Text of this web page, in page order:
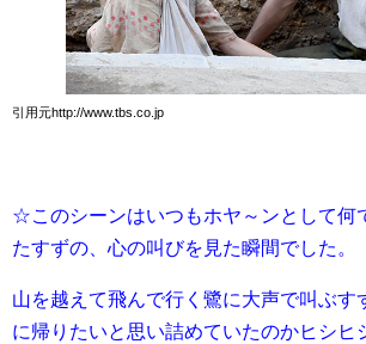
引用元http://www.tbs.co.jp
☆このシーンはいつもホヤ～ンとして何
たすずの、心の叫びを見た瞬間でした。
山を越えて飛んで行く鷺に大声で叫ぶす
に帰りたいと思い詰めていたのかヒシヒ